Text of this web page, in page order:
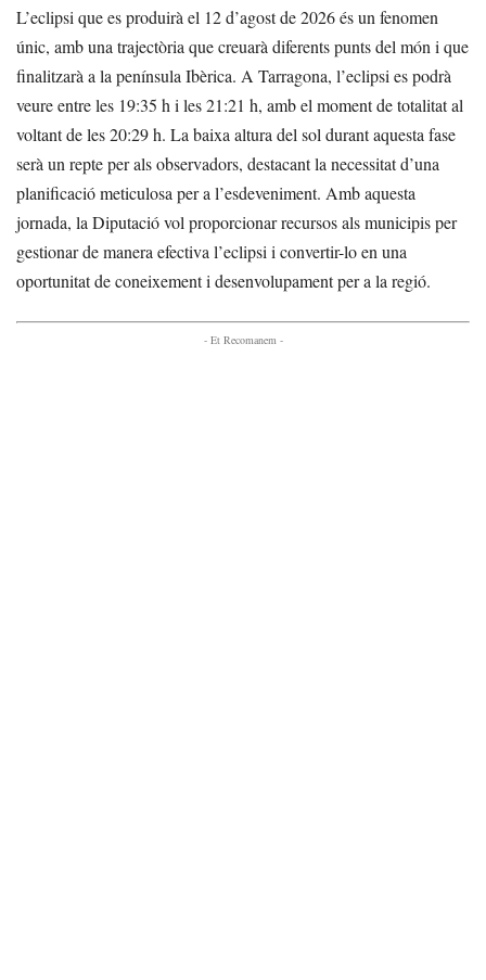
L’eclipsi que es produirà el 12 d’agost de 2026 és un fenomen
únic, amb una trajectòria que creuarà diferents punts del món i que
finalitzarà a la península Ibèrica. A Tarragona, l’eclipsi es podrà
veure entre les 19:35 h i les 21:21 h, amb el moment de totalitat al
voltant de les 20:29 h. La baixa altura del sol durant aquesta fase
serà un repte per als observadors, destacant la necessitat d’una
planificació meticulosa per a l’esdeveniment. Amb aquesta
jornada, la Diputació vol proporcionar recursos als municipis per
gestionar de manera efectiva l’eclipsi i convertir-lo en una
oportunitat de coneixement i desenvolupament per a la regió.
- Et Recomanem -